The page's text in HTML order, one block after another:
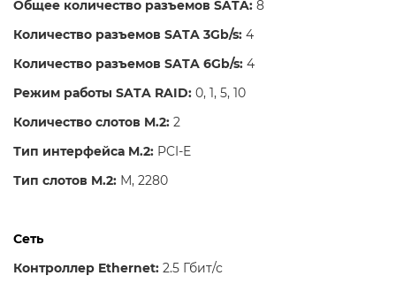
Общее количество разъемов SATA: 8
Количество разъемов SATA 3Gb/s: 4
Количество разъемов SATA 6Gb/s: 4
Режим работы SATA RAID: 0, 1, 5, 10
Количество слотов M.2: 2
Тип интерфейса M.2: PCI-E
Тип слотов M.2: М, 2280
Сеть
Контроллер Ethernet: 2.5 Гбит/с